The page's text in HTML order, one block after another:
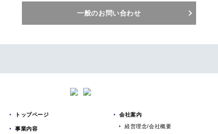
一般のお問い合わせ
トップページ
事業内容
会社案内
経営理念/会社概要